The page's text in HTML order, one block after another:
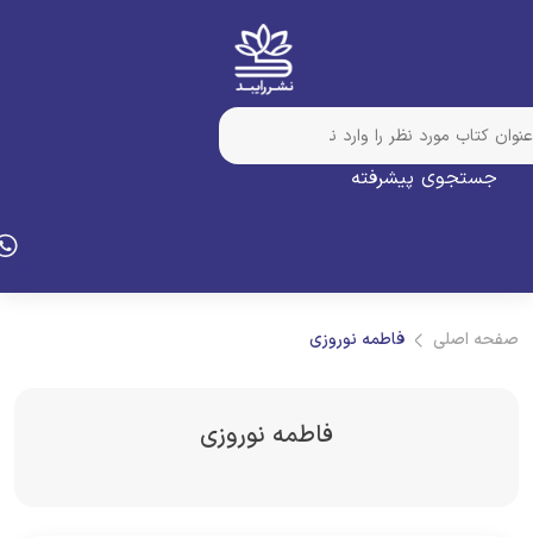
جستجوی پیشرفته
اصلی فاطمه نوروزی
فاطمه نوروزی